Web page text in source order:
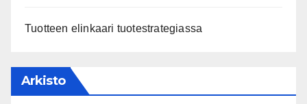
Tuotteen elinkaari tuotestrategiassa
Arkisto